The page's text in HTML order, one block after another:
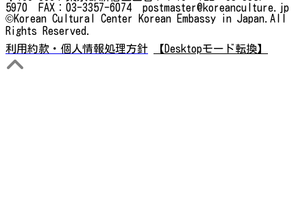
5970 FAX：03-3357-6074 postmaster@koreanculture.jp
©Korean Cultural Center Korean Embassy in Japan.All
Rights Reserved.
利用約款・個人情報処理方針
【Desktopモード転換】